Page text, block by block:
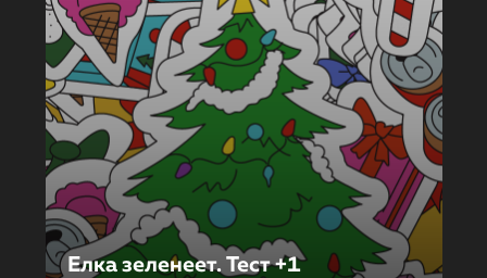
Елка зеленеет. Тест +1